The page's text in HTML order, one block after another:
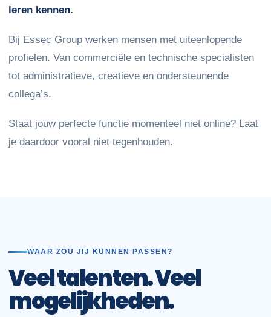
leren kennen.
Bij Essec Group werken mensen met uiteenlopende
profielen. Van commerciële en technische specialisten
tot administratieve, creatieve en ondersteunende
collega’s.
Staat jouw perfecte functie momenteel niet online? Laat
je daardoor vooral niet tegenhouden.
WAAR ZOU JIJ KUNNEN PASSEN?
Veel talenten. Veel
mogelijkheden.